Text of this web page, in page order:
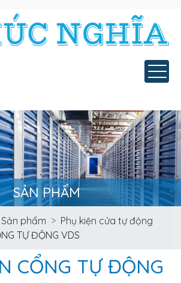
SẢN PHẨM
Sản phẩm
Phụ kiện cửa tự động
TỰ ĐỘNG VDS
CỔNG TỰ ĐỘNG